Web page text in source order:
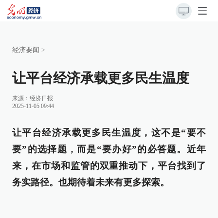
经济要闻 >
让平台经济承载更多民生温度
来源： 经济日报
2025-11-05 09:44
让平台经济承载更多民生温度，这不是“要不
要”的选择题，而是“要办好”的必答题。近年
来，在市场和监管的双重推动下，平台找到了
务实路径。也期待着未来有更多探索。